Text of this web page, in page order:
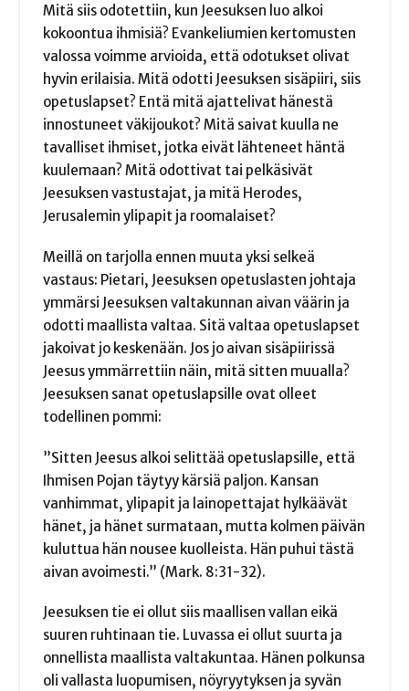
Mitä siis odotettiin, kun Jeesuksen luo alkoi
kokoontua ihmisiä? Evankeliumien kertomusten
valossa voimme arvioida, että odotukset olivat
hyvin erilaisia. Mitä odotti Jeesuksen sisäpiiri, siis
opetuslapset? Entä mitä ajattelivat hänestä
innostuneet väkijoukot? Mitä saivat kuulla ne
tavalliset ihmiset, jotka eivät lähteneet häntä
kuulemaan? Mitä odottivat tai pelkäsivät
Jeesuksen vastustajat, ja mitä Herodes,
Jerusalemin ylipapit ja roomalaiset?
Meillä on tarjolla ennen muuta yksi selkeä
vastaus: Pietari, Jeesuksen opetuslasten johtaja
ymmärsi Jeesuksen valtakunnan aivan väärin ja
odotti maallista valtaa. Sitä valtaa opetuslapset
jakoivat jo keskenään. Jos jo aivan sisäpiirissä
Jeesus ymmärrettiin näin, mitä sitten muualla?
Jeesuksen sanat opetuslapsille ovat olleet
todellinen pommi:
”Sitten Jeesus alkoi selittää opetuslapsille, että
Ihmisen Pojan täytyy kärsiä paljon. Kansan
vanhimmat, ylipapit ja lainopettajat hylkäävät
hänet, ja hänet surmataan, mutta kolmen päivän
kuluttua hän nousee kuolleista. Hän puhui tästä
aivan avoimesti.” (Mark. 8:31-32).
Jeesuksen tie ei ollut siis maallisen vallan eikä
suuren ruhtinaan tie. Luvassa ei ollut suurta ja
onnellista maallista valtakuntaa. Hänen polkunsa
oli vallasta luopumisen, nöyryytyksen ja syvän